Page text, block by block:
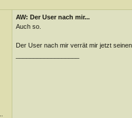
AW: Der User nach mir...
Auch so.
Der User nach mir verrät mir jetzt